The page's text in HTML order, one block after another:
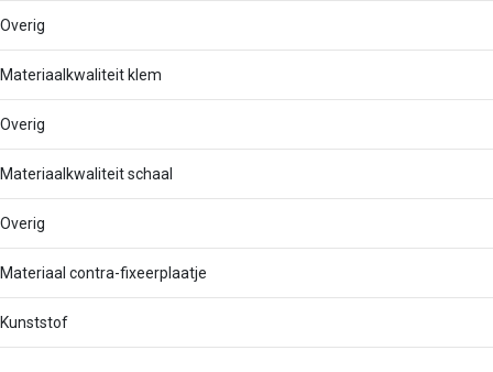
Overig
Materiaalkwaliteit klem
Overig
Materiaalkwaliteit schaal
Overig
Materiaal contra-fixeerplaatje
Kunststof